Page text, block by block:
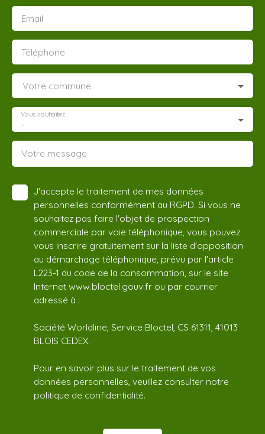
Email
Téléphone
Votre commune
-
Vous souhaitez
Votre message
J'accepte le traitement de mes données
personnelles conformément au RGPD. Si vous ne
souhaitez pas faire l'objet de prospection
commerciale par voie téléphonique, vous pouvez
vous inscrire gratuitement sur la liste d'opposition
au démarchage téléphonique, prévu par l'article
L223-1 du code de la consommation, sur le site
Internet www.bloctel.gouv.fr ou par courrier
adressé à :
Société Worldline, Service Bloctel, CS 61311, 41013
BLOIS CEDEX.
Pour en savoir plus sur le traitement de vos
données personnelles, veuillez consulter notre
politique de confidentialité.